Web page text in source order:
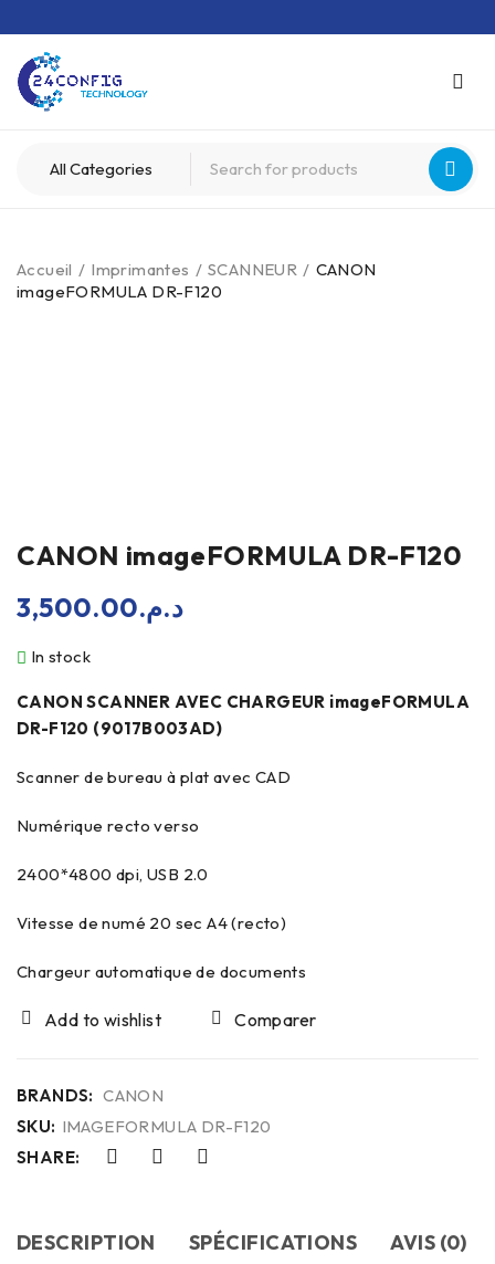
Accueil / Imprimantes / SCANNEUR / CANON
imageFORMULA DR-F120
CANON imageFORMULA DR-F120
د.م.3,500.00
In stock
CANON SCANNER AVEC CHARGEUR imageFORMULA
DR-F120 (9017B003AD)
Scanner de bureau à plat avec CAD
Numérique recto verso
2400*4800 dpi, USB 2.0
Vitesse de numé 20 sec A4 (recto)
Chargeur automatique de documents
Comparer
BRANDS: CANON
SKU: IMAGEFORMULA DR-F120
SHARE:
DESCRIPTION SPÉCIFICATIONS AVIS (0)